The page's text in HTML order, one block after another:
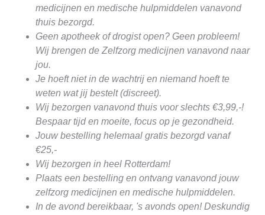
medicijnen en medische hulpmiddelen vanavond
thuis bezorgd.
Geen apotheek of drogist open? Geen probleem!
Wij brengen de Zelfzorg medicijnen vanavond naar
jou.
Je hoeft niet in de wachtrij en niemand hoeft te
weten wat jij bestelt (discreet).
Wij bezorgen vanavond thuis voor slechts €3,99,-!
Bespaar tijd en moeite, focus op je gezondheid.
Jouw bestelling helemaal gratis bezorgd vanaf
€25,-
Wij bezorgen in heel Rotterdam!
Plaats een bestelling en ontvang vanavond jouw
zelfzorg medicijnen en medische hulpmiddelen.
In de avond bereikbaar, 's avonds open! Deskundig